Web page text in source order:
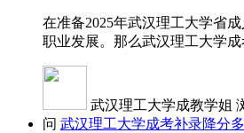
在准备2025年武汉理工大学省
职业发展。那么武汉理工大学成
武汉理工大学成教学姐
问 武汉理工大学成考补录降分